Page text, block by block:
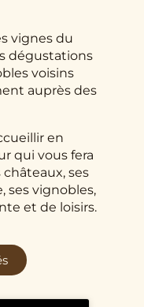
vignes du
dégustations
voisins
auprès des
en
qui vous fera
ses
ses vignobles,
et de loisirs.